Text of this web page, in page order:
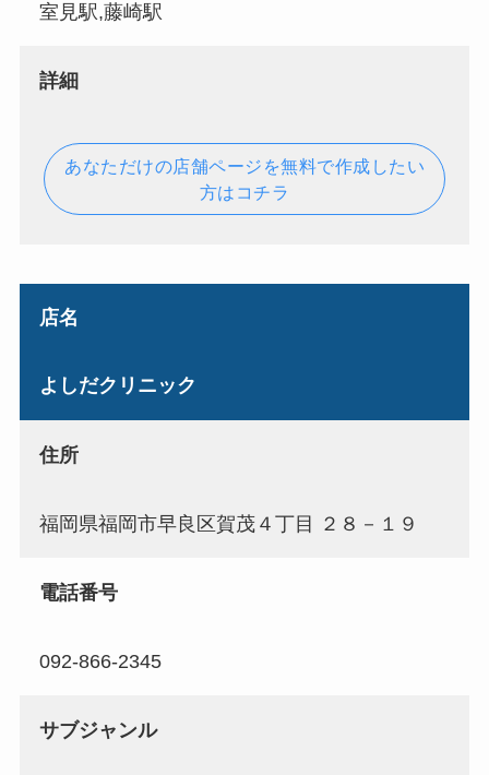
室見駅,藤崎駅
詳細
あなただけの店舗ページを無料で作成したい
方はコチラ
店名
よしだクリニック
住所
福岡県福岡市早良区賀茂４丁目 ２８－１９
電話番号
092-866-2345
サブジャンル